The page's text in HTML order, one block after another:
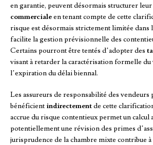
en garantie, peuvent désormais structurer leur
commercialeen tenant compte de cette
risque est désormais strictement limitée dans
facilite la gestion prévisionnelle des
Certains pourront être tentés d’adopter des
visant à retarder la caractérisation formelle du
l’expiration du délai biennal.
Les assureurs de responsabilité des
bénéficient indirectementde cette
accrue du risque contentieux permet un calcul
potentiellement une révision des primes
jurisprudence de la chambre mixte contribue